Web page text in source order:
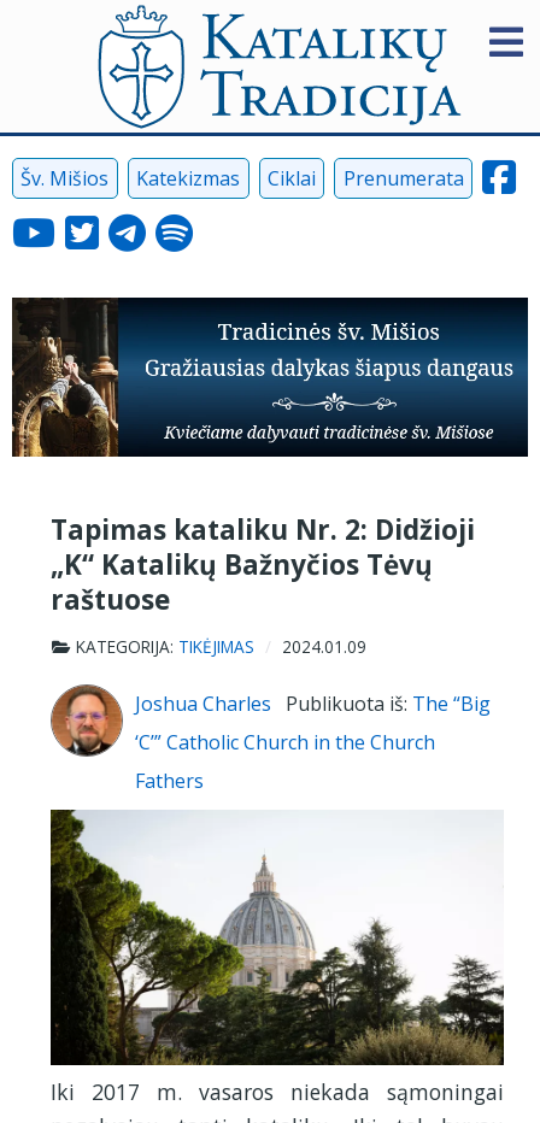
Šv. Mišios Katekizmas Ciklai Prenumerata
Tapimas kataliku Nr. 2: Didžioji
„K“ Katalikų Bažnyčios Tėvų
raštuose
KATEGORIJA: TIKĖJIMAS 2024.01.09
Joshua Charles Publikuota iš: The “Big
‘C’” Catholic Church in the Church
Fathers
Iki 2017 m. vasaros niekada sąmoningai